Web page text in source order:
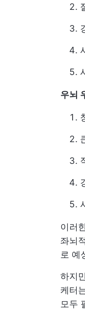
우뇌
이러
좌뇌
로 예
하지
케터
모두